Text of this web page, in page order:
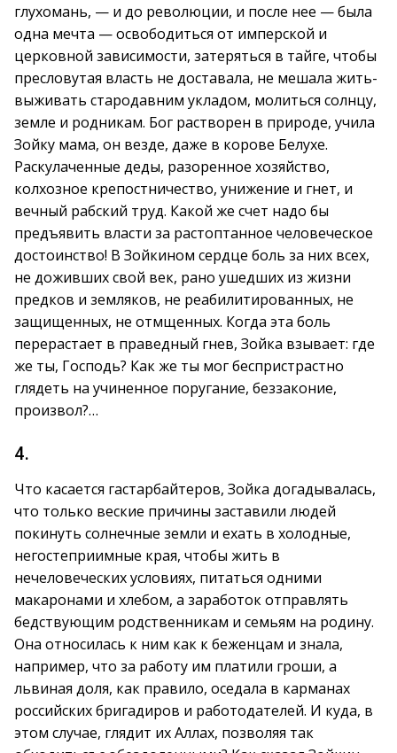
глухомань, — и до революции, и после нее — была
одна мечта — освободиться от имперской и
церковной зависимости, затеряться в тайге, чтобы
пресловутая власть не доставала, не мешала жить-
выживать стародавним укладом, молиться солнцу,
земле и родникам. Бог растворен в природе, учила
Зойку мама, он везде, даже в корове Белухе.
Раскулаченные деды, разоренное хозяйство,
колхозное крепостничество, унижение и гнет, и
вечный рабский труд. Какой же счет надо бы
предъявить власти за растоптанное человеческое
достоинство! В Зойкином сердце боль за них всех,
не доживших свой век, рано ушедших из жизни
предков и земляков, не реабилитированных, не
защищенных, не отмщенных. Когда эта боль
перерастает в праведный гнев, Зойка взывает: где
же ты, Господь? Как же ты мог беспристрастно
глядеть на учиненное поругание, беззаконие,
произвол?…
4.
Что касается гастарбайтеров, Зойка догадывалась,
что только веские причины заставили людей
покинуть солнечные земли и ехать в холодные,
негостеприимные края, чтобы жить в
нечеловеческих условиях, питаться одними
макаронами и хлебом, а заработок отправлять
бедствующим родственникам и семьям на родину.
Она относилась к ним как к беженцам и знала,
например, что за работу им платили гроши, а
львиная доля, как правило, оседала в карманах
российских бригадиров и работодателей. И куда, в
этом случае, глядит их Аллах, позволяя так